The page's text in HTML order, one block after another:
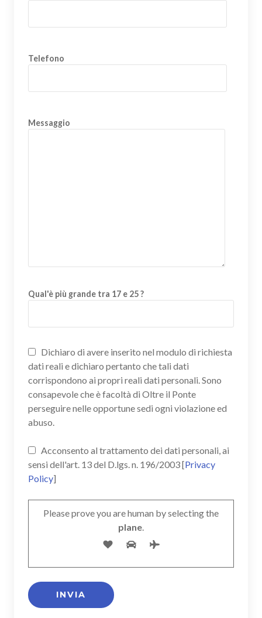
Telefono
Messaggio
Qual'è più grande tra 17 e 25 ?
Dichiaro di avere inserito nel modulo di richiesta
dati reali e dichiaro pertanto che tali dati
corrispondono ai propri reali dati personali. Sono
consapevole che è facoltà di Oltre il Ponte
perseguire nelle opportune sedi ogni violazione ed
abuso.
Acconsento al trattamento dei dati personali, ai
sensi dell'art. 13 del D.lgs. n. 196/2003 [Privacy
Policy]
Please prove you are human by selecting the
plane.